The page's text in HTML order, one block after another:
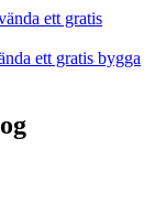
ett gratis
ett gratis bygga